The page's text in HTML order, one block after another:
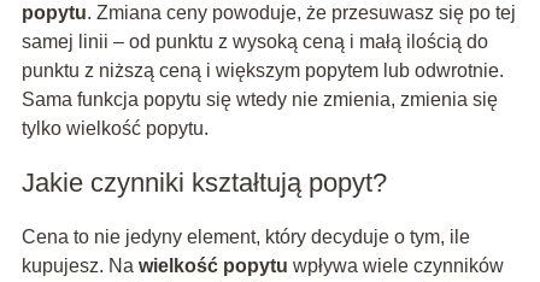
popytu. Zmiana ceny powoduje, że przesuwasz się po tej
samej linii – od punktu z wysoką ceną i małą ilością do
punktu z niższą ceną i większym popytem lub odwrotnie.
Sama funkcja popytu się wtedy nie zmienia, zmienia się
tylko wielkość popytu.
Jakie czynniki kształtują popyt?
Cena to nie jedyny element, który decyduje o tym, ile
kupujesz. Na wielkość popytu wpływa wiele czynników